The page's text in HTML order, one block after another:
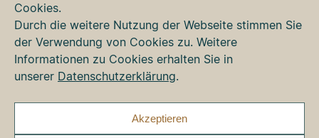
Cookies.
Durch die weitere Nutzung der Webseite stimmen Sie
der Verwendung von Cookies zu. Weitere
Informationen zu Cookies erhalten Sie in
unserer Datenschutzerklärung.
Akzeptieren
www.bawa.de
Kontakt
Newsletter
Datenschutz